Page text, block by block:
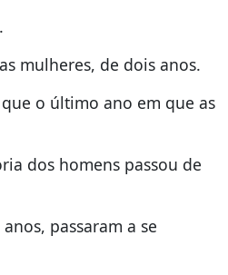
mulheres, de dois anos.
o último ano em que as
dos homens passou de
passaram a se